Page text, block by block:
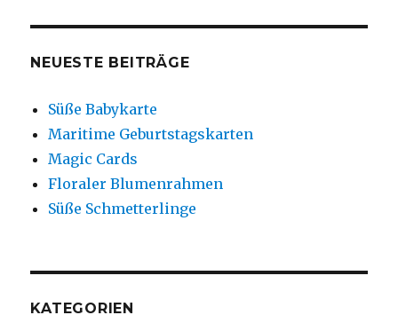
NEUESTE BEITRÄGE
Süße Babykarte
Maritime Geburtstagskarten
Magic Cards
Floraler Blumenrahmen
Süße Schmetterlinge
KATEGORIEN